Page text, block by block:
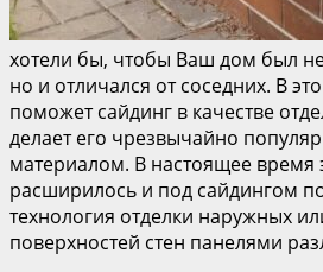
хотели бы, чтобы Ваш дом был
но и отличался от соседних. В
поможет сайдинг в качестве
делает его чрезвычайно
материалом. В настоящее время
расширилось и под сайдингом
технология отделки наружных
поверхностей стен панелями